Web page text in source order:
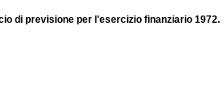
di previsione per l'esercizio finanziario 1972.